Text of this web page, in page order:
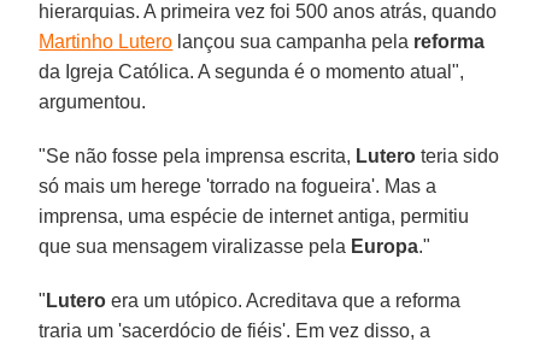
hierarquias. A primeira vez foi 500 anos atrás, quando
Martinho Lutero lançou sua campanha pela reforma
da Igreja Católica. A segunda é o momento atual",
argumentou.
"Se não fosse pela imprensa escrita, Lutero teria sido
só mais um herege 'torrado na fogueira'. Mas a
imprensa, uma espécie de internet antiga, permitiu
que sua mensagem viralizasse pela Europa."
" Lutero era um utópico. Acreditava que a reforma
traria um 'sacerdócio de fiéis'. Em vez disso, a